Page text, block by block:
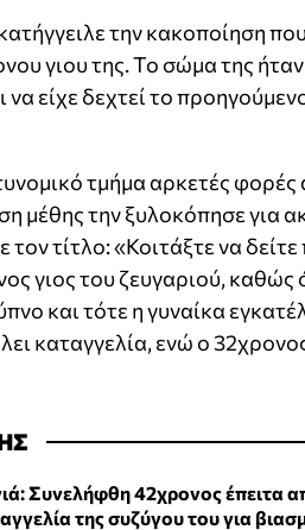
την κακοποίηση
γιου της. Το σώμα της
είχε δεχτεί το
τμήμα αρκετές φορές
μέθης την ξυλοκόπησε για
τίτλο: «Κοιτάξτε να
γιος του ζευγαριού, καθώς
και τότε η γυναίκα
καταγγελία, ενώ ο
Συνελήφθη 42χρονος έπειτα
της συζύγου του για